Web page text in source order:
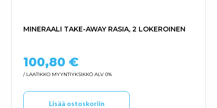
MINERAALI TAKE-AWAY RASIA, 2 LOKEROINEN
100,80 €
/ LAATIKKO MYYNTIYKSIKKÖ ALV 0%
Lisää ostoskoriin